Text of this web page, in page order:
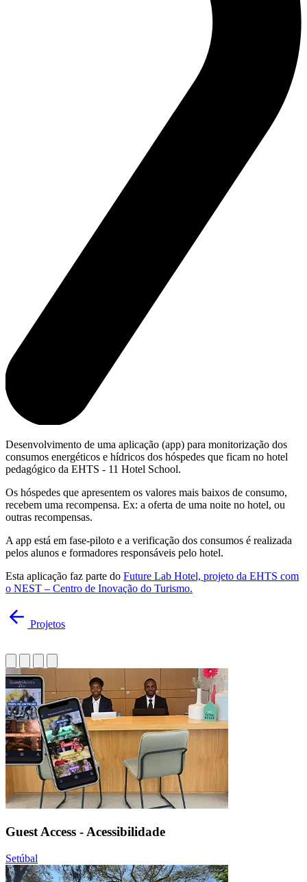
Desenvolvimento de uma aplicação (app) para monitorização dos
consumos energéticos e hídricos dos hóspedes que ficam no hotel
pedagógico da EHTS - 11 Hotel School.
Os hóspedes que apresentem os valores mais baixos de consumo,
recebem uma recompensa. Ex: a oferta de uma noite no hotel, ou
outras recompensas.
A app está em fase-piloto e a verificação dos consumos é realizada
pelos alunos e formadores responsáveis pelo hotel.
Esta aplicação faz parte do Future Lab Hotel, projeto da EHTS com
o NEST – Centro de Inovação do Turismo.
Projetos
Guest Access - Acessibilidade
Setúbal